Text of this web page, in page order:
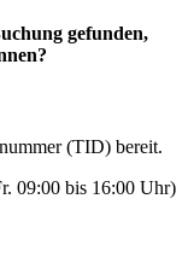
gefunden,
(TID) bereit.
09:00 bis 16:00 Uhr)